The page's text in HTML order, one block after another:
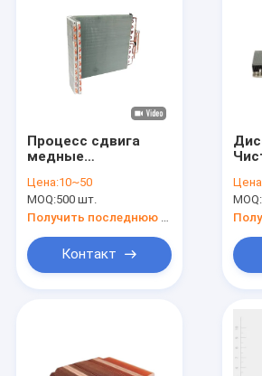
Процесс сдвига
медные
низкая тепловая
устойчивость для
электронных
устройств
Цена:10~50
MOQ:500 шт.
Контакт
для
MOQ: